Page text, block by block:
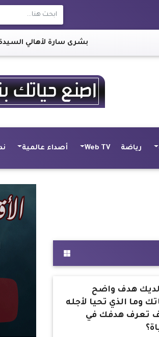
بشرى سارة لأهالي السيدة زينب .. طفطف
رياضة Web TV أصداء عالمية
هدف واضح
وما الذي تحيا لأجله
تعرف هدفك في